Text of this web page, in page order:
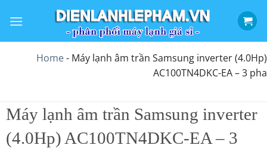
qua
Home- Máy lạnh âm trần Samsung inverter (4.0Hp)
AC100TN4DKC-EA – 3 pha
Máy lạnh âm trần Samsung inverter
(4.0Hp) AC100TN4DKC-EA – 3